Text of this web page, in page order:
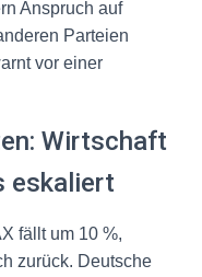
Anspruch auf
Parteien
vor einer
Wirtschaft
eskaliert
fällt um 10 %,
zurück. Deutsche